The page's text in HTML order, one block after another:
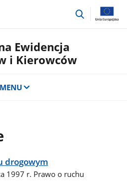
przejdź
Ewidencja
i Kierowców
MENU
drogowym
1997 r. Prawo o ruchu